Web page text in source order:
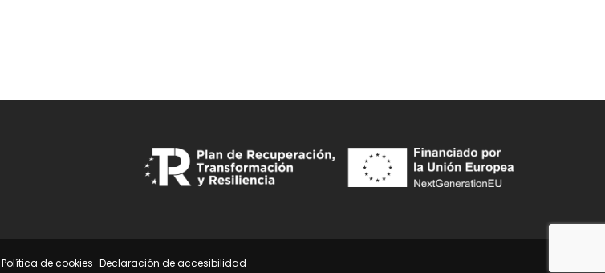
Política de cookies ·Declaración de accesibilidad